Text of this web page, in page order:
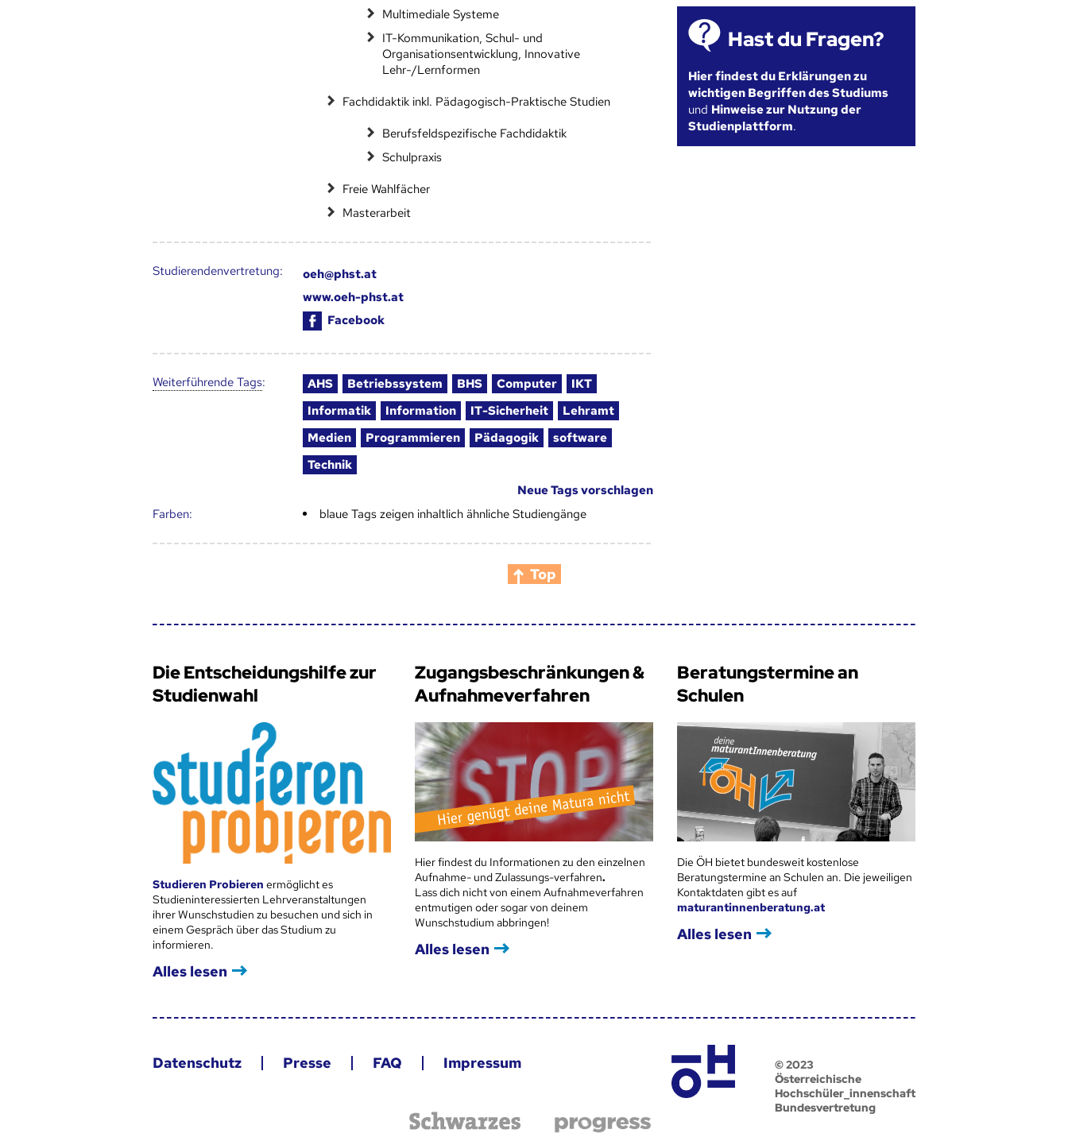
Multimediale Systeme
IT-Kommunikation, Schul- und
Organisationsentwicklung, Innovative
Lehr-/Lernformen
Fachdidaktik inkl. Pädagogisch-Praktische Studien
Berufsfeldspezifische Fachdidaktik
Schulpraxis
Freie Wahlfächer
Masterarbeit
Studierendenvertretung:
oeh@phst.at
www.oeh-phst.at
Facebook
Weiter­führende Tags: AHS Betriebssystem BHS Computer
IKT
Informatik
Information IT-Sicherheit
Lehramt
Medien
Programmieren Pädagogik
software
Technik
Neue Tags vorschlagen
Farben:
blaue Tags zeigen inhaltlich ähnliche Studiengänge
Hast du Fragen?
Hier findest du Erklärungen zu
wichtigen Begriffen des Studiums
und Hinweise zur Nutzung der
Studienplattform.
Top
Die Entscheidungshilfe zur
Studienwahl
Studieren Probieren ermöglicht es
Studieninteressierten Lehrveranstaltungen
ihrer Wunschstudien zu besuchen und sich in
einem Gespräch über das Studium zu
informieren.
Alles lesen
Zugangsbeschränkungen &
Aufnahmeverfahren
Hier findest du Informationen zu den einzelnen
Aufnahme- und Zulassungs-verfahren.
Lass dich nicht von einem Aufnahmeverfahren
entmutigen oder sogar von deinem
Wunschstudium abbringen!
Alles lesen
Beratungstermine an
Schulen
Die ÖH bietet bundesweit kostenlose
Beratungstermine an Schulen an. Die jeweiligen
Kontaktdaten gibt es auf
maturantinnenberatung.at
Alles lesen
Datenschutz Presse FAQ Impressum
© 2023
Österreichische
Hochschüler_innenschaft
Bundesvertretung